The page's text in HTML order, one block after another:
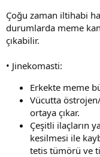
Çoğu zaman iltihabi
durumlarda meme
çıkabilir.
• Jinekomasti:
Erkekte meme
Vücutta
ortaya çıkar.
Çeşitli ilaçların
kesilmesi ile
tetis tümörü ve